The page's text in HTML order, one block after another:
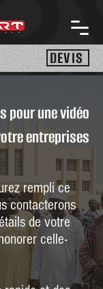
DEVIS
pour une vidéo
entreprises
rempli ce
contacterons
de votre
celle-